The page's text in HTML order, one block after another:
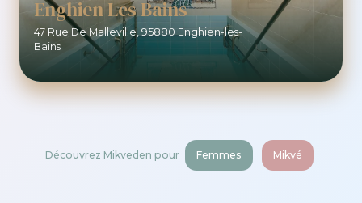
Enghien Les Bains
47 Rue De Malleville, 95880 Enghien-les-
Bains
Découvrez Mikveden pour Femmes Mikvé